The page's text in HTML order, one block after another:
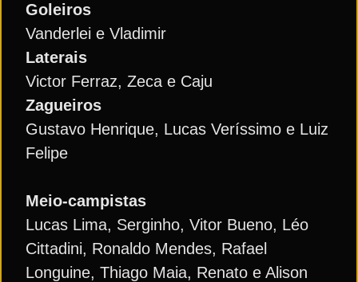
Goleiros
Vanderlei e Vladimir
Laterais
Victor Ferraz, Zeca e Caju
Zagueiros
Gustavo Henrique, Lucas Veríssimo e Luiz
Felipe
Meio-campistas
Lucas Lima, Serginho, Vitor Bueno, Léo
Cittadini, Ronaldo Mendes, Rafael
Longuine, Thiago Maia, Renato e Alison